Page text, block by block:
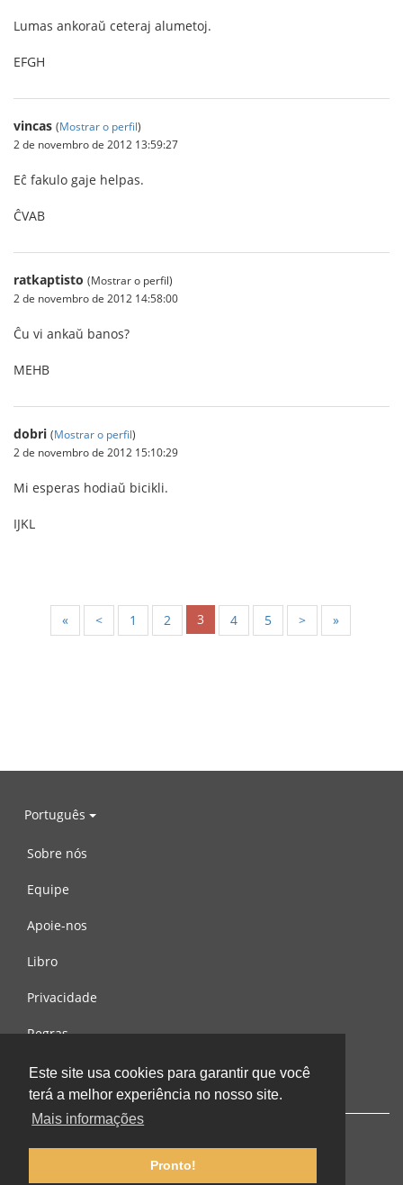
Este site usa cookies para garantir que você
terá a melhor experiência no nosso site.
Mais informações
Pronto!
Lumas ankoraŭ ceteraj alumetoj.
EFGH
vincas (Mostrar o perfil)
2 de novembro de 2012 13:59:27
Eĉ fakulo gaje helpas.
ĈVAB
ratkaptisto (Mostrar o perfil)
2 de novembro de 2012 14:58:00
Ĉu vi ankaŭ banos?
MEHB
dobri (Mostrar o perfil)
2 de novembro de 2012 15:10:29
Mi esperas hodiaŭ bicikli.
IJKL
« < 1 2 3 4 5 > »
Português
Sobre nós
Equipe
Apoie-nos
Libro
Privacidade
Regras
Contacte-nos